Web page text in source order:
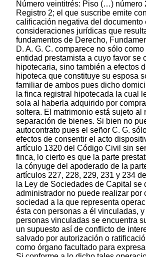
Número veintitrés: Piso (…) número
Registro 2; el que suscribe emite
calificación negativa del documento
consideraciones jurídicas que
fundamentos de Derecho,
D. A. G. C. comparece no sólo
entidad prestamista a cuyo favor se
hipotecaria, sino también a efectos
hipoteca que constituye su esposa
familiar de ambos pues dicho
la finca registral hipotecada la cual
sola al haberla adquirido por
soltera. El matrimonio está sujeto al
separación de bienes. Si bien no
autocontrato pues el señor C. G.
efectos de consentir el acto
artículo 1320 del Código Civil sin
finca, lo cierto es que la parte
la cónyuge del apoderado de la
artículos 227, 228, 229, 231 y 234
la Ley de Sociedades de Capital se
administrador no puede realizar por
sociedad a la que representa
ésta con personas a él vinculadas,
personas vinculadas se encuentra
un supuesto así de conflicto de
salvado por autorización o
como órgano facultado para